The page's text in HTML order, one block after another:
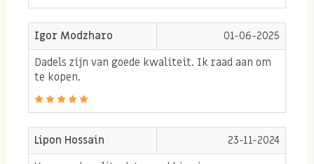
Medjoul dadels bevatten een hoog caloriegehalte,
waardoor zij een natuurlijke aanvulling zijn als
je snel extra energie nodig hebt. Denk bijvoorbeeld
aan een flinke lichamelijke inspanning die je
hebt geleverd of tijdens een langdurig fysieke
inspanning.
Igor Modzharo
01-06-2025
Dadels zijn van goede kwaliteit. Ik raad aan om
te kopen.
Lipon Hossain
23-11-2024